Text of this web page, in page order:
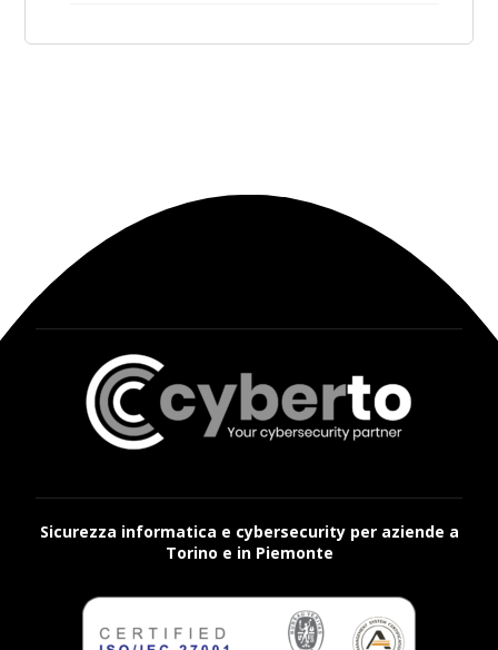
Sicurezza informatica e cybersecurity per aziende a
Torino e in Piemonte